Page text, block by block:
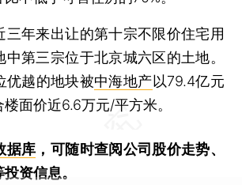
年来出让的第十宗不限价住宅用
第三宗位于北京城六区的土地。
优越的地块被中海地产以79.4亿元
面价近6.6万元/平方米。
据库 ，可随时查阅公司股价走势、
资信息。